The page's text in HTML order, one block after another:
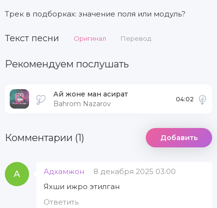
Трек в подборках: значение поля или модуль?
Текст песни Оригинал Перевод
Рекомендуем послушать
Ай жоне ман асират
Bahrom Nazarov
04:02
Комментарии (1) Добавить
А Адхамжон
8 декабря 2025 03:00
Яхши ижро этилган
Ответить